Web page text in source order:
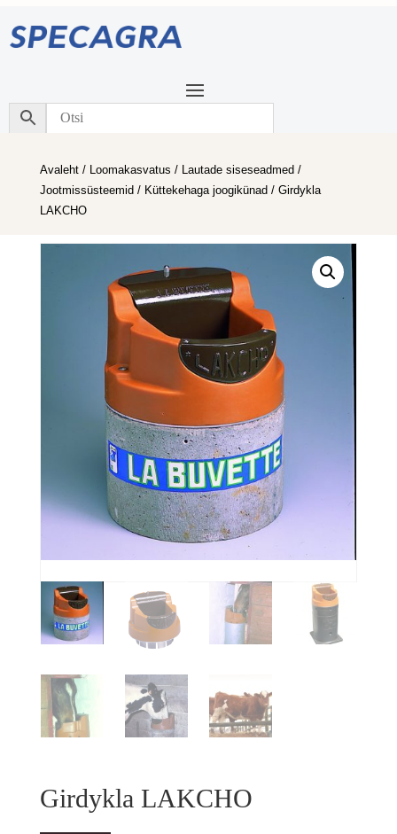
Avaleht/ Loomakasvatus / Lautade siseseadmed /
Jootmissüsteemid / Küttekehaga joogikünad / Girdykla
LAKCHO
Girdykla LAKCHO